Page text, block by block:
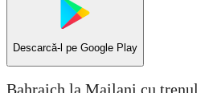
Descarcă-l pe Google Play
Bahraich la Mailani cu trenul